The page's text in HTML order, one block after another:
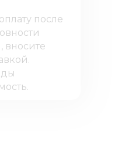
после
вносите